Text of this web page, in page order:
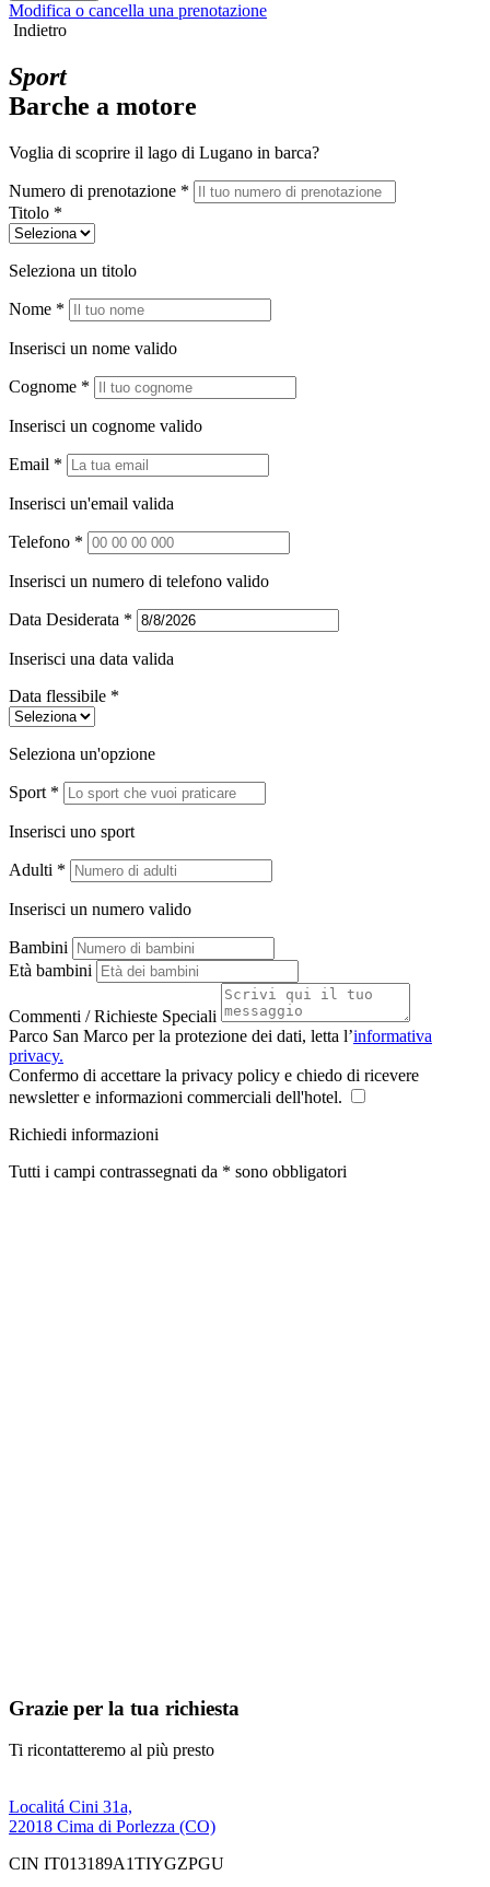
Modifica o cancella una prenotazione
Indietro
Sport
Barche a motore
Voglia di scoprire il lago di Lugano in barca?
Numero di prenotazione *
Titolo *
Seleziona un titolo
Nome *
Inserisci un nome valido
Cognome *
Inserisci un cognome valido
Email *
Inserisci un'email valida
Telefono *
Inserisci un numero di telefono valido
Data Desiderata *
Inserisci una data valida
Data flessibile *
Seleziona un'opzione
Sport *
Inserisci uno sport
Adulti *
Inserisci un numero valido
Bambini
Età bambini
Commenti / Richieste Speciali
Parco San Marco per la protezione dei dati, letta l’informativa
privacy.
Confermo di accettare la privacy policy e chiedo di ricevere
newsletter e informazioni commerciali dell'hotel.
Richiedi informazioni
Tutti i campi contrassegnati da * sono obbligatori
Grazie per la tua richiesta
Ti ricontatteremo al più presto
Localitá Cini 31a,
22018 Cima di Porlezza (CO)
CIN IT013189A1TIYGZPGU